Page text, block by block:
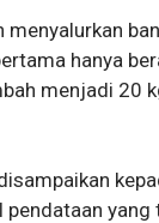
hanya
menjadi 20